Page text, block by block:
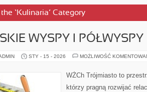
‘Kulinaria’ Category
WYSPY I PÓŁWYSPY
STY - 15 - 2026 MOŻLIWOŚĆ
WŻCh Trójmiasto to
którzy pragną rozwijać